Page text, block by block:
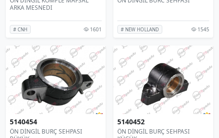
ARKA MESNEDI
# CNH 1601 # NEW HOLLAND 1545
5140454
ÖN DİNGİL BURÇ SEHPASI
5140452
ÖN DİNGİL BURÇ SEHPASI